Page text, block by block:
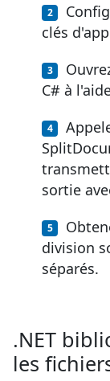
clés
C# à
sortie
division
séparés.
.NET
les